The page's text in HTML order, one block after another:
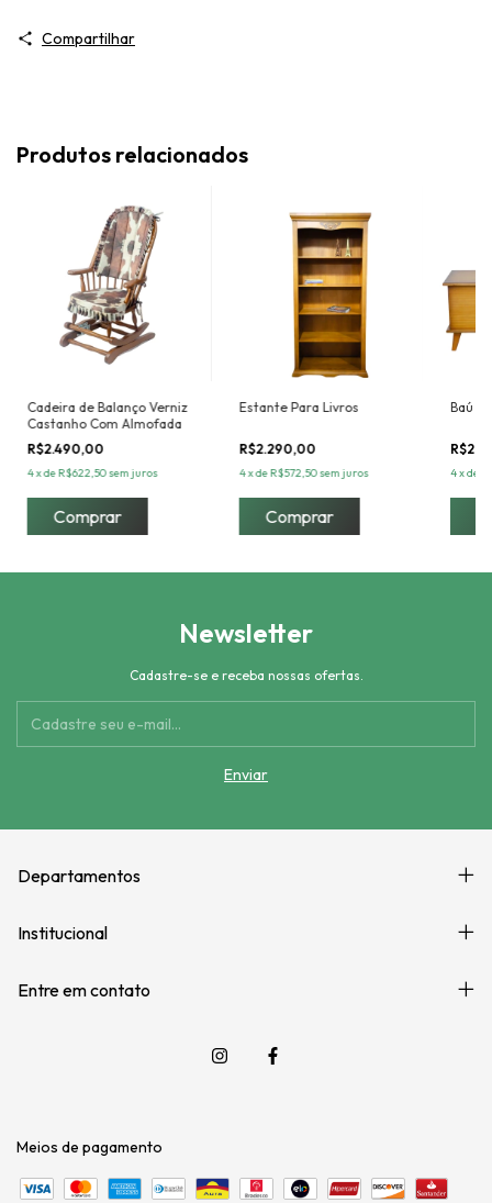
Compartilhar
Produtos relacionados
Cadeira de Balanço Verniz
Castanho Com Almofada
R$2.490,00
4xdeR$622,50sem juros
Comprar
Estante Para Livros
R$2.290,00
4xdeR$572,50sem juros
Comprar
Baú
4xde
Newsletter
Cadastre-se e receba nossas ofertas.
Departamentos
Institucional
Entre em contato
Meios de pagamento